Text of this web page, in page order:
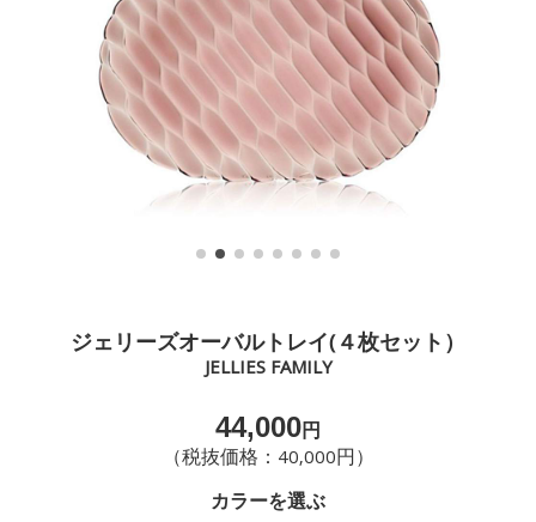
ジェリーズオーバルトレイ(４枚セット）
JELLIES FAMILY
44,000円
（税抜価格：40,000円）
カラーを選ぶ